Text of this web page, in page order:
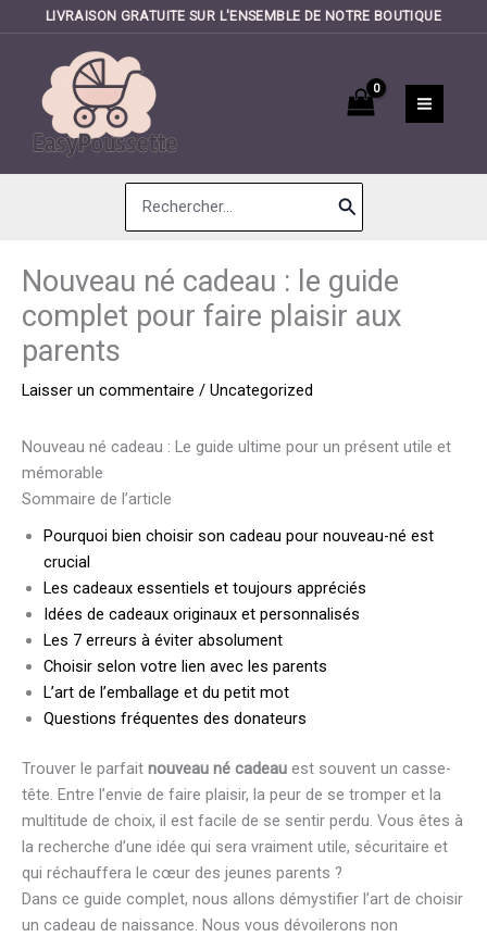
LIVRAISON GRATUITE SUR L'ENSEMBLE DE NOTRE BOUTIQUE
contenu
Search
for:
Nouveau né cadeau : le guide
complet pour faire plaisir aux
parents
Laisser un commentaire / Uncategorized
Nouveau né cadeau : Le guide ultime pour un présent utile et
mémorable
Sommaire de l’article
Pourquoi bien choisir son cadeau pour nouveau-né est
crucial
Les cadeaux essentiels et toujours appréciés
Idées de cadeaux originaux et personnalisés
Les 7 erreurs à éviter absolument
Choisir selon votre lien avec les parents
L’art de l’emballage et du petit mot
Questions fréquentes des donateurs
Trouver le parfait nouveau né cadeau est souvent un casse-
tête. Entre l’envie de faire plaisir, la peur de se tromper et la
multitude de choix, il est facile de se sentir perdu. Vous êtes à
la recherche d’une idée qui sera vraiment utile, sécuritaire et
qui réchauffera le cœur des jeunes parents ?
Dans ce guide complet, nous allons démystifier l’art de choisir
un cadeau de naissance. Nous vous dévoilerons non